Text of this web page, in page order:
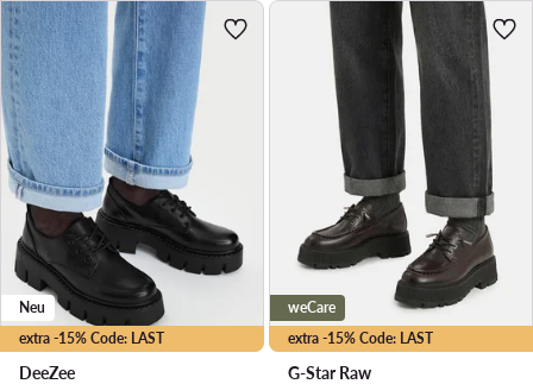
extra -15% Code: LAST
Neu
DeeZee
extra -15% Code: LAST
weCare
G-Star Raw